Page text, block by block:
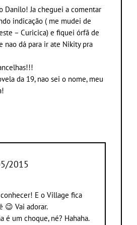
Danilo! Ja cheguei a comentar
indicação ( me mudei de
– Curicica) e fiquei órfã de
nao dá para ir ate Nikity pra
da 19, nao sei o nome, meu
2015
E o Village fica
😉 Vai adorar.
é um choque, né? Hahaha.